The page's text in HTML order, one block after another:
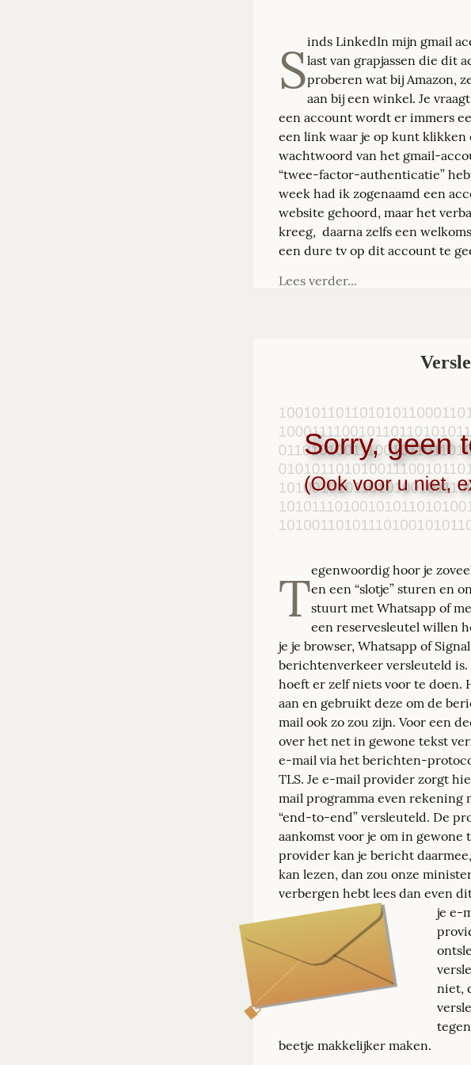
Sinds LinkedIn mijn gmail
last van grapjassen die dit
proberen wat bij Amazon,
aan bij een winkel. Je
een account wordt er immers
een link waar je op kunt klikken
wachtwoord van het gmail-
“twee-factor-authenticatie”
week had ik zogenaamd een
website gehoord, maar het
kreeg,  daarna zelfs een
een dure tv op dit account te
Lees verder...
Tegenwoordig hoor je
en een “slotje” sturen en
stuurt met Whatsapp of
een reservesleutel willen
je je browser, Whatsapp of
berichtenverkeer versleuteld is.
hoeft er zelf niets voor te doen.
aan en gebruikt deze om de
mail ook zo zou zijn. Voor een
over het net in gewone tekst
e-mail via het berichten-
TLS. Je e-mail provider zorgt
mail programma even rekening
“end-to-end” versleuteld. De
aankomst voor je om in gewone
provider kan je bericht
kan lezen, dan zou onze
verbergen hebt lees dan even
je e-
niet,
beetje makkelijker maken.